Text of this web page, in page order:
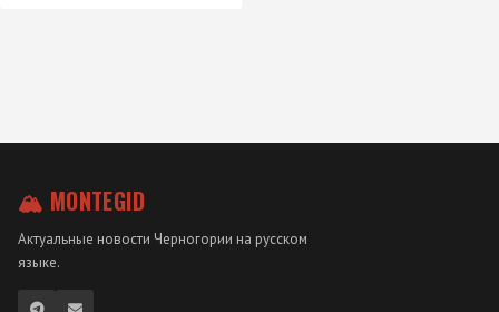
🏔 MONTEGID
Актуальные новости Черногории на русском
языке.